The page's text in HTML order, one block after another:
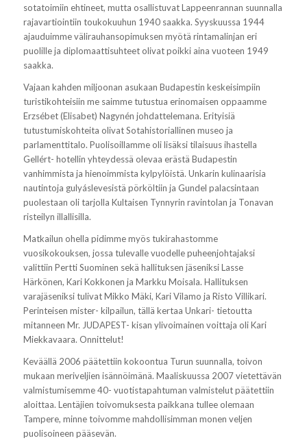
sotatoimiin ehtineet, mutta osallistuvat Lappeenrannan suunnalla
rajavartiointiin toukokuuhun 1940 saakka. Syyskuussa 1944
ajauduimme välirauhansopimuksen myötä rintamalinjan eri
puolille ja diplomaattisuhteet olivat poikki aina vuoteen 1949
saakka.
Vajaan kahden miljoonan asukaan Budapestin keskeisimpiin
turistikohteisiin me saimme tutustua erinomaisen oppaamme
Erzsébet (Elisabet) Nagynén johdattelemana. Erityisiä
tutustumiskohteita olivat Sotahistoriallinen museo ja
parlamenttitalo. Puolisoillamme oli lisäksi tilaisuus ihastella
Gellért- hotellin yhteydessä olevaa erästä Budapestin
vanhimmista ja hienoimmista kylpylöistä. Unkarin kulinaarisia
nautintoja gulyáslevesistä pörköltiin ja Gundel palacsintaan
puolestaan oli tarjolla Kultaisen Tynnyrin ravintolan ja Tonavan
risteilyn illallisilla.
Matkailun ohella pidimme myös tukirahastomme
vuosikokouksen, jossa tulevalle vuodelle puheenjohtajaksi
valittiin Pertti Suominen sekä hallituksen jäseniksi Lasse
Härkönen, Kari Kokkonen ja Markku Moisala. Hallituksen
varajäseniksi tulivat Mikko Mäki, Kari Vilamo ja Risto Villikari.
Perinteisen mister- kilpailun, tällä kertaa Unkari- tietoutta
mitanneen Mr. JUDAPEST- kisan ylivoimainen voittaja oli Kari
Miekkavaara. Onnittelut!
Keväällä 2006 päätettiin kokoontua Turun suunnalla, toivon
mukaan meriveljien isännöimänä. Maaliskuussa 2007 vietettävän
valmistumisemme 40- vuotistapahtuman valmistelut päätettiin
aloittaa. Lentäjien toivomuksesta paikkana tullee olemaan
Tampere, minne toivomme mahdollisimman monen veljen
puolisoineen pääsevän.